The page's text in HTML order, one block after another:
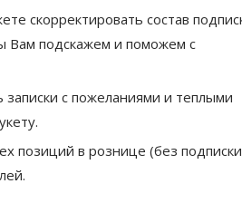
скорректировать состав
Вам подскажем и поможем с
с пожеланиями и теплыми
позиций в рознице (без